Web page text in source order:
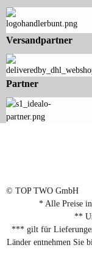
Versandpartner
Partner
© TOP TWO GmbH
* Alle Preise
**
*** gilt für
Länder entnehmen Sie